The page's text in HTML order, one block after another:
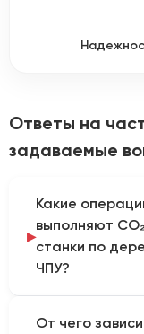
Ответы на
задаваемые
Какие
выполняют
станки по
ЧПУ?
применяют для
От чего